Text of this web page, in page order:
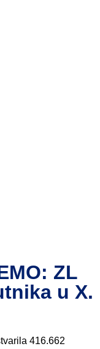
ZL
u X.
416.662